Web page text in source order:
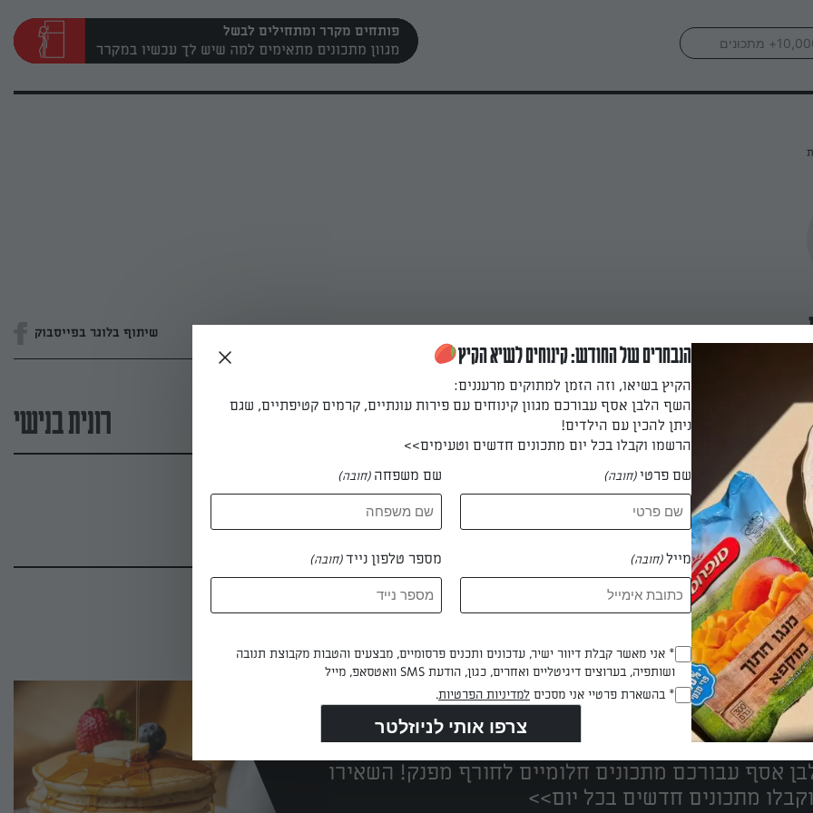
פותחים מקרר ומתחילים לבשל
שיתוף בלוגר בפייסבוק
רונית בנישי
רונית בנישי
הכי טעימים במקום אחד!
אסף עבורכם מתכונים חלומיים לחורף מפנק! השאירו
מתכונים חדשים בכל יום>>
הנבחרים של החודש: קינוחים לשיא הקיץ
הקיץ בשיאו, וזה הזמן למתוקים מרעננים:
השף הלבן אסף עבורכם מגוון קינוחים עם פירות עונתיים, קרמים קטיפתיים, שגם
ניתן להכין עם הילדים!
הרשמו וקבלו בכל יום מתכונים חדשים וטעימים>>
שם פרטי(חובה) שם משפחה (חובה)
מייל(חובה) מספר טלפון נייד(חובה)
Opt_In
(חובה)
* אני מאשר קבלת דיוור ישיר, עדכונים ותכנים פרסומיים, מבצעים והטבות מקבוצת תנובה
ושותפיה, בערוצים דיגיטליים ואחרים, כגון, הודעת SMS וואטסאפ, מייל
RegulationsApproved
* בהשארת פרטיי אני מסכים למדיניות הפרטיות.